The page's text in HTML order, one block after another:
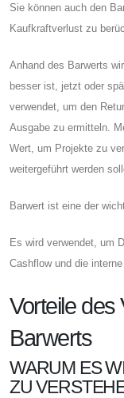
Sie können auch den
Kaufkraftverlust zu
Anhand des Barwerts
besser ist, jetzt oder
verwendet, um den
Ausgabe zu ermitteln.
Wert, um Projekte zu
weitergeführt werden
Barwert ist eine der
Es wird verwendet, um
Cashflow und die
Vorteile des
Barwerts
WARUM ES
ZU